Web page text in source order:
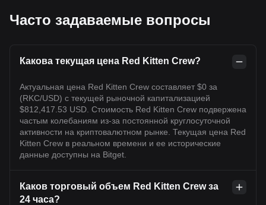
Часто задаваемые вопросы
Какова текущая цена Red Kitten Crew?
Актуальная цена Red Kitten Crew составляет $0 за
(RKC/USD) с текущей рыночной капитализацией
$812,417.53 USD. Стоимость Red Kitten Crew подвержена
частым колебаниям из-за постоянной круглосуточной
активности на криптовалютном рынке. Текущая цена Red
Kitten Crew в реальном времени и ее исторические
данные доступны на Bitget.
Каков торговый объем Red Kitten Crew за
24 часа?